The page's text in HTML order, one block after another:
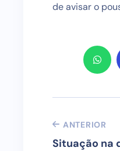
de avisar o
ANTERIOR
Situação na